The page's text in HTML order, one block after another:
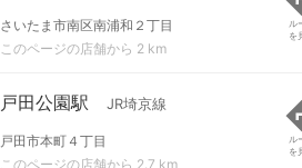
さいたま市南区南浦和２丁目
このページの店舗から 2 km
ル
を
戸田公園駅 JR埼京線
戸田市本町４丁目
このページの店舗から 2.7 km
ル
を